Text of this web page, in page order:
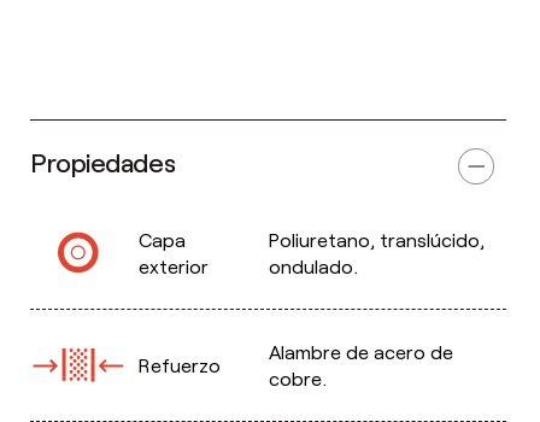
Propiedades
Capa
exterior
Poliuretano, translúcido,
ondulado.
Refuerzo
Alambre de acero de
cobre.